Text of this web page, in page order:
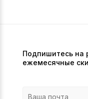
Подпишитесь на
ежемесячные